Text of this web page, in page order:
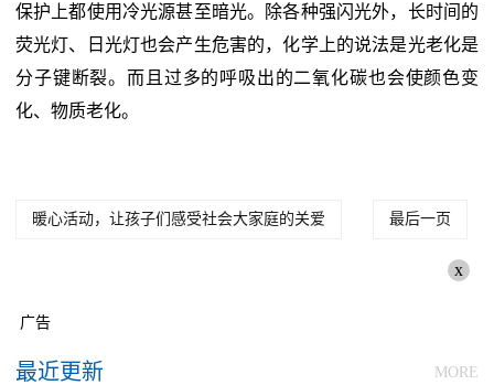
保护上都使用冷光源甚至暗光。除各种强闪光外，长时间的
荧光灯、日光灯也会产生危害的，化学上的说法是光老化是
分子键断裂。而且过多的呼吸出的二氧化碳也会使颜色变
化、物质老化。
暖心活动，让孩子们感受社会大家庭的关爱 最后一页
x
广告
最近更新 MORE